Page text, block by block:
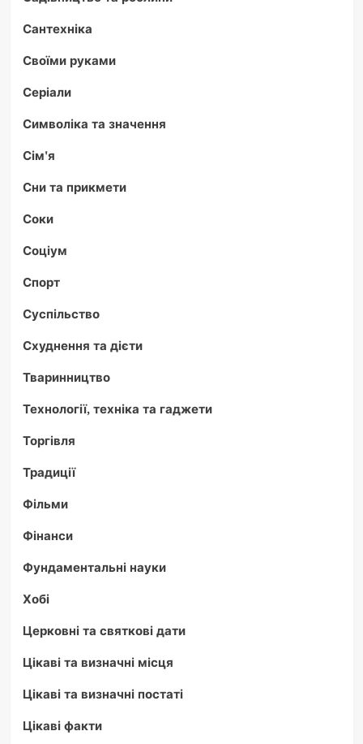
Сантехніка
Своїми руками
Серіали
Символіка та значення
Сім'я
Сни та прикмети
Соки
Соціум
Спорт
Суспільство
Схуднення та дієти
Тваринництво
Технології, техніка та гаджети
Торгівля
Традиції
Фільми
Фінанси
Фундаментальні науки
Хобі
Церковні та святкові дати
Цікаві та визначні місця
Цікаві та визначні постаті
Цікаві факти